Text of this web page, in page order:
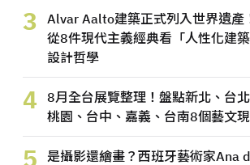
3
Alvar Aalto建築正式列入世界遺產
從8件現代主義經典看「人性化建築
設計哲學
4
8月全台展覽整理！盤點新北、台北
桃園、台中、嘉義、台南8個藝文
5 是攝影還繪畫？西班牙藝術家Ana